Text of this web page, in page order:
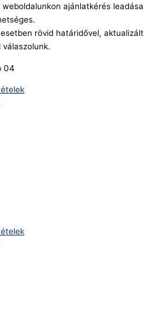
ajánlatkérés leadása
rövid határidővel, aktualizált
válaszolunk.